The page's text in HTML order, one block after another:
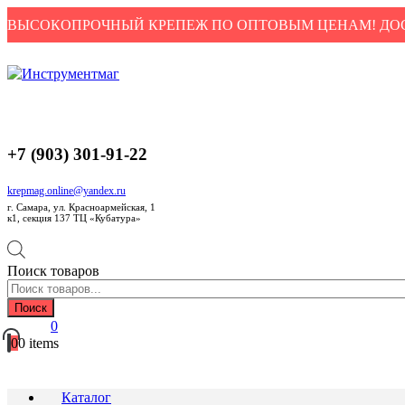
ВЫСОКОПРОЧНЫЙ КРЕПЕЖ ПО ОПТОВЫМ ЦЕНАМ!
+7 (903) 301-91-22
krepmag.online@yandex.ru
г. Самара, ул. Красноармейская, 1
к1, секция 137 ТЦ «Кубатура»
Поиск товаров
Поиск
0
00 items
Каталог